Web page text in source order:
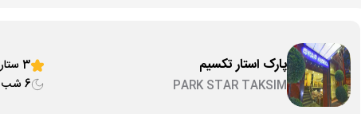
پارک استار تکسیم
PARK STAR TAKSIM
3 ستاره
6 شب